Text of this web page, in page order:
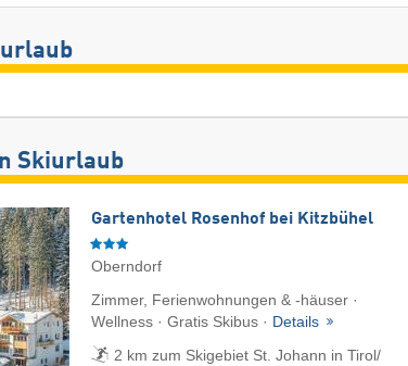
Skiurlaub
Gartenhotel Rosenhof bei Kitzbühel
Oberndorf
Zimmer, Ferienwohnungen & -häuser ·
Wellness · Gratis Skibus · Details
2 km zum Skigebiet St. Johann in Tirol/​